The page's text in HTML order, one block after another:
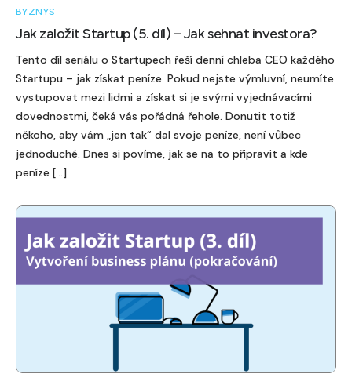
BYZNYS
Jak založit Startup (5. díl) – Jak sehnat investora?
Tento díl seriálu o Startupech řeší denní chleba CEO každého
Startupu – jak získat peníze. Pokud nejste výmluvní, neumíte
vystupovat mezi lidmi a získat si je svými vyjednávacími
dovednostmi, čeká vás pořádná řehole. Donutit totiž
někoho, aby vám „jen tak“ dal svoje peníze, není vůbec
jednoduché. Dnes si povíme, jak se na to připravit a kde
peníze […]